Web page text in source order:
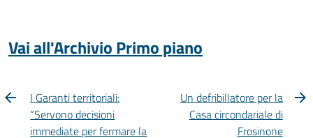
Vai all'Archivio Primo piano
I Garanti territoriali:
“Servono decisioni
immediate per fermare la
Un defribillatore per la
Casa circondariale di
Frosinone